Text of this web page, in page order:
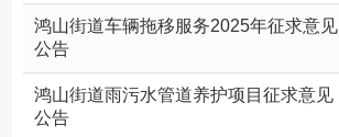
鸿山街道车辆拖移服务2025年征求意见
公告
鸿山街道雨污水管道养护项目征求意见
公告